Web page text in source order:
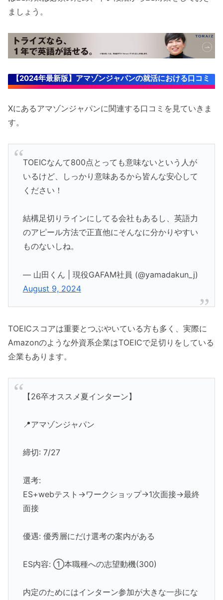
ましょう。
【2024年最新版】アマゾンジャパンの就活における口コミ
Xにあるアマゾンジャパンに関連する口コミを見ていきま
す。
TOEICなんて800点とっても意味ないという人が
いるけど、しっかり意味あるから皆んな安心して
ください！
結構足切りラインにしてる会社もあるし、英語力
のアピール方法で正直他にそんなに分かりやすい
ものないしね。
— 山田くん | 現役GAFAM社員 (@yamadakun_j)
August 9, 2024
TOEICスコアは重要とつぶやいている方も多く、実際に
Amazonのような外資系企業はTOEICで足切りをしている
企業もあります。
【26卒オススメ夏インターン】
📍アマゾンジャパン
締切: 7/27
選考:
ES+webテスト→ワークショップ→1次面接→最終
面接
優遇: 優秀層にだけ選考の案内がある
ES内容: ①本職種への志望動機(300)
内定のためにはインターン参加が大きな一歩にな